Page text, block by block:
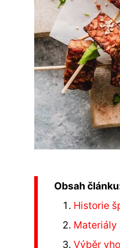
Obsah
Historie
Materiály
Výběr